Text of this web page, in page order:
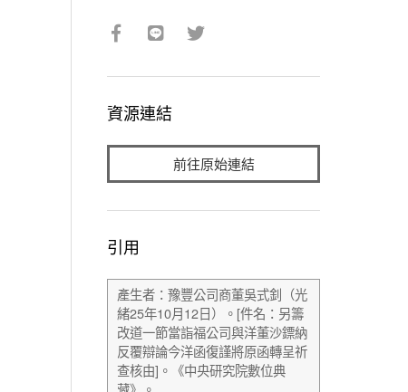
資源連結
前往原始連結
引用